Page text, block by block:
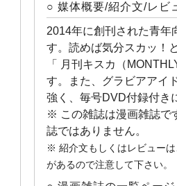
○ 媒体概要/紹介文/レビ
2014年に創刊された青年
す。読めば気分スカッ！
「 月刊キスカ（
す。また、グラビアアイ
強く、毎号DVD付録付き
※ この雑誌は漫画雑誌で
誌ではありません。
※ 紹介文もしくはレビュー
があるので注意して下さい。